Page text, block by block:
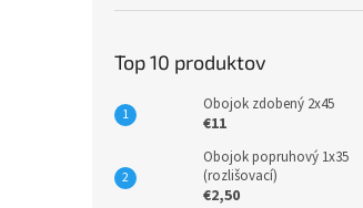
Top 10 produktov
Obojok zdobený 2x45
€11
Obojok popruhový 1x35
(rozlišovací)
€2,50